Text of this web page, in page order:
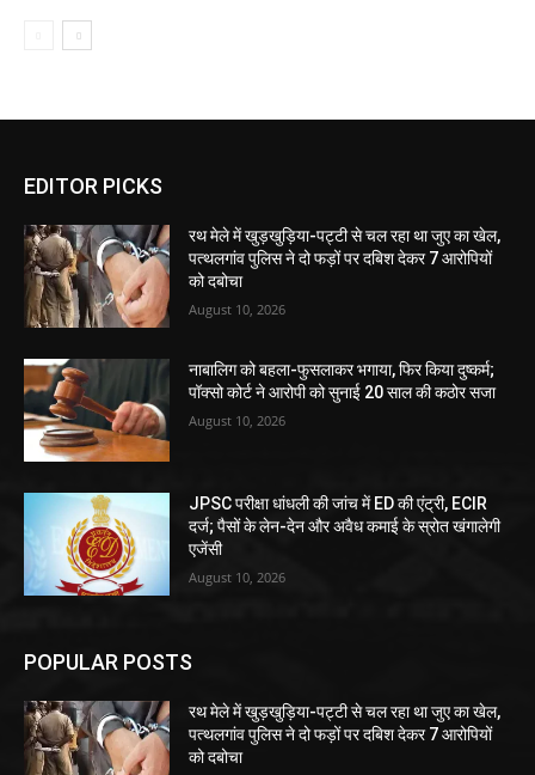
EDITOR PICKS
रथ मेले में खुड़खुड़िया-पट्टी से चल रहा था जुए का खेल,
पत्थलगांव पुलिस ने दो फड़ों पर दबिश देकर 7 आरोपियों
को दबोचा
August 10, 2026
नाबालिग को बहला-फुसलाकर भगाया, फिर किया दुष्कर्म;
पॉक्सो कोर्ट ने आरोपी को सुनाई 20 साल की कठोर सजा
August 10, 2026
JPSC परीक्षा धांधली की जांच में ED की एंट्री, ECIR
दर्ज; पैसों के लेन-देन और अवैध कमाई के स्रोत खंगालेगी
एजेंसी
August 10, 2026
POPULAR POSTS
रथ मेले में खुड़खुड़िया-पट्टी से चल रहा था जुए का खेल,
पत्थलगांव पुलिस ने दो फड़ों पर दबिश देकर 7 आरोपियों
को दबोचा